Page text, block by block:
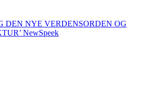
NYE VERDENSORDEN OG
NewSpeek